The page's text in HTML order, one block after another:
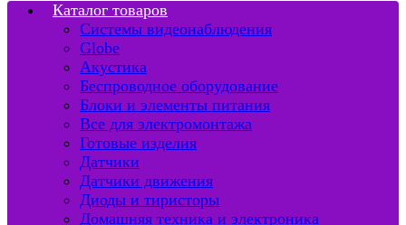
Каталог товаров
Системы видеонаблюдения
Globe
Акустика
Беспроводное оборудование
Блоки и элементы питания
Все для электромонтажа
Готовые изделия
Датчики
Датчики движения
Диоды и тиристоры
Домашняя техника и электроника